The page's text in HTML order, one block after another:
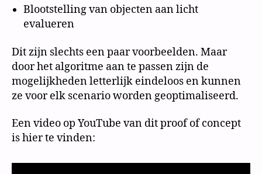
Blootstelling van objecten aan licht
evalueren
Dit zijn slechts een paar voorbeelden. Maar
door het algoritme aan te passen zijn de
mogelijkheden letterlijk eindeloos en kunnen
ze voor elk scenario worden geoptimaliseerd.
Een video op YouTube van dit proof of concept
is hier te vinden: